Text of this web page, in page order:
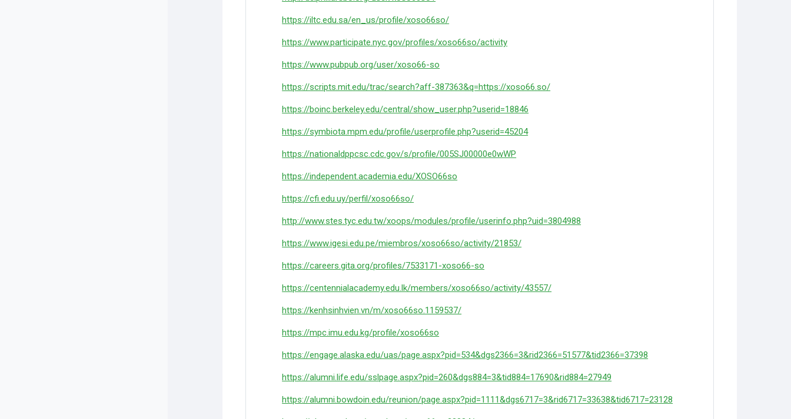
https://iltc.edu.sa/en_us/profile/xoso66so/
https://www.participate.nyc.gov/profiles/xoso66so/activity
https://www.pubpub.org/user/xoso66-so
https://scripts.mit.edu/trac/search?aff-387363&q=https://xoso66.so/
https://boinc.berkeley.edu/central/show_user.php?userid=18846
https://symbiota.mpm.edu/profile/userprofile.php?userid=45204
https://nationaldppcsc.cdc.gov/s/profile/005SJ00000e0wWP
https://independent.academia.edu/XOSO66so
https://cfi.edu.uy/perfil/xoso66so/
http://www.stes.tyc.edu.tw/xoops/modules/profile/userinfo.php?uid=3804988
https://www.igesi.edu.pe/miembros/xoso66so/activity/21853/
https://careers.gita.org/profiles/7533171-xoso66-so
https://centennialacademy.edu.lk/members/xoso66so/activity/43557/
https://kenhsinhvien.vn/m/xoso66so.1159537/
https://mpc.imu.edu.kg/profile/xoso66so
https://engage.alaska.edu/uas/page.aspx?pid=534&dgs2366=3&rid2366=51577&tid2366=37398
https://alumni.life.edu/sslpage.aspx?pid=260&dgs884=3&tid884=17690&rid884=27949
https://alumni.bowdoin.edu/reunion/page.aspx?pid=1111&dgs6717=3&rid6717=33638&tid6717=23128